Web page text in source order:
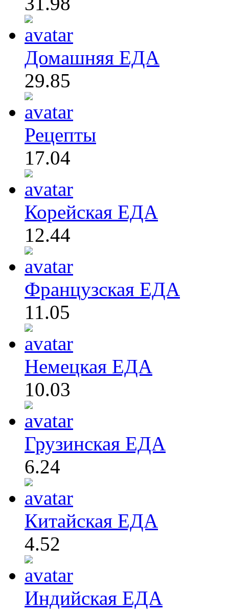
Домашняя ЕДА
29.85
Рецепты
17.04
Корейская ЕДА
12.44
Французская ЕДА
11.05
Немецкая ЕДА
10.03
Грузинская ЕДА
6.24
Китайская ЕДА
4.52
Индийская ЕДА